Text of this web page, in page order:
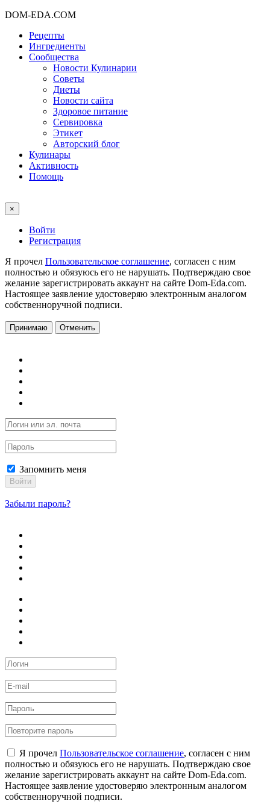
DOM-EDA.COM
Рецепты
Ингредиенты
Сообщества
Новости Кулинарии
Советы
Диеты
Новости сайта
Здоровое питание
Сервировка
Этикет
Авторский блог
Кулинары
Активность
Помощь
×
Войти
Регистрация
Я прочел Пользовательское соглашение, согласен с ним
полностью и обязуюсь его не нарушать. Подтверждаю свое
желание зарегистрировать аккаунт на сайте Dom-Eda.com.
Настоящее заявление удостоверяю электронным аналогом
собственноручной подписи.
Принимаю Отменить
Запомнить меня
Войти
Забыли пароль?
Я прочел Пользовательское соглашение, согласен с ним
полностью и обязуюсь его не нарушать. Подтверждаю свое
желание зарегистрировать аккаунт на сайте Dom-Eda.com.
Настоящее заявление удостоверяю электронным аналогом
собственноручной подписи.